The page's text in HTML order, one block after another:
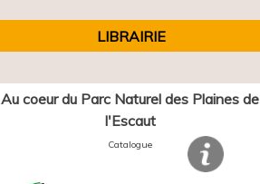
LIBRAIRIE
Au coeur du Parc Naturel des Plaines de
l'Escaut
Catalogue